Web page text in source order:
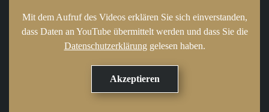
Mit dem Aufruf des Videos erklären Sie sich einverstanden,
dass Daten an YouTube übermittelt werden und dass Sie die
Datenschutzerklärung gelesen haben.